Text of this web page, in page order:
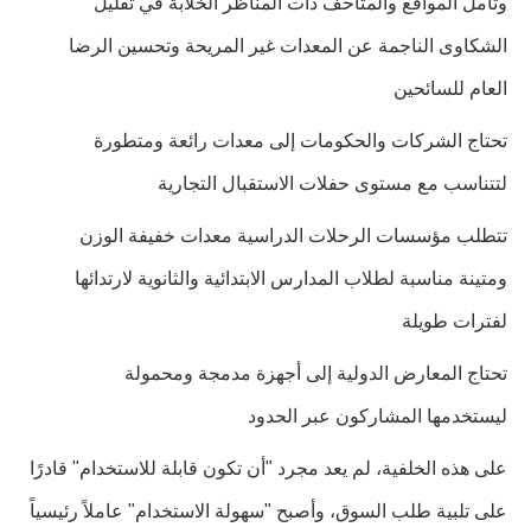
الشكاوى الناجمة عن المعدات غير المريحة وتحسين الرضا
العام للسائحين
تحتاج الشركات والحكومات إلى معدات رائعة ومتطورة
لتتناسب مع مستوى حفلات الاستقبال التجارية
تتطلب مؤسسات الرحلات الدراسية معدات خفيفة الوزن
ومتينة مناسبة لطلاب المدارس الابتدائية والثانوية لارتدائها
لفترات طويلة
تحتاج المعارض الدولية إلى أجهزة مدمجة ومحمولة
ليستخدمها المشاركون عبر الحدود
على هذه الخلفية، لم يعد مجرد "أن تكون قابلة للاستخدام" قادرًا
على تلبية طلب السوق، وأصبح "سهولة الاستخدام" عاملاً رئيسياً